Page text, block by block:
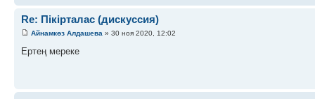
Re: Пікірталас (дискуссия)
Айнамкөз Алдашева » 30 ноя 2020, 12:02
Ертең мереке